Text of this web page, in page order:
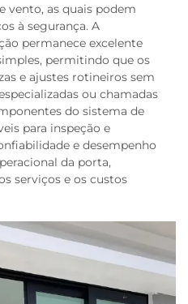
vento, as quais podem
à segurança. A
permanece excelente
permitindo que os
e ajustes rotineiros sem
ou chamadas
do sistema de
para inspeção e
e desempenho
da porta,
serviços e os custos